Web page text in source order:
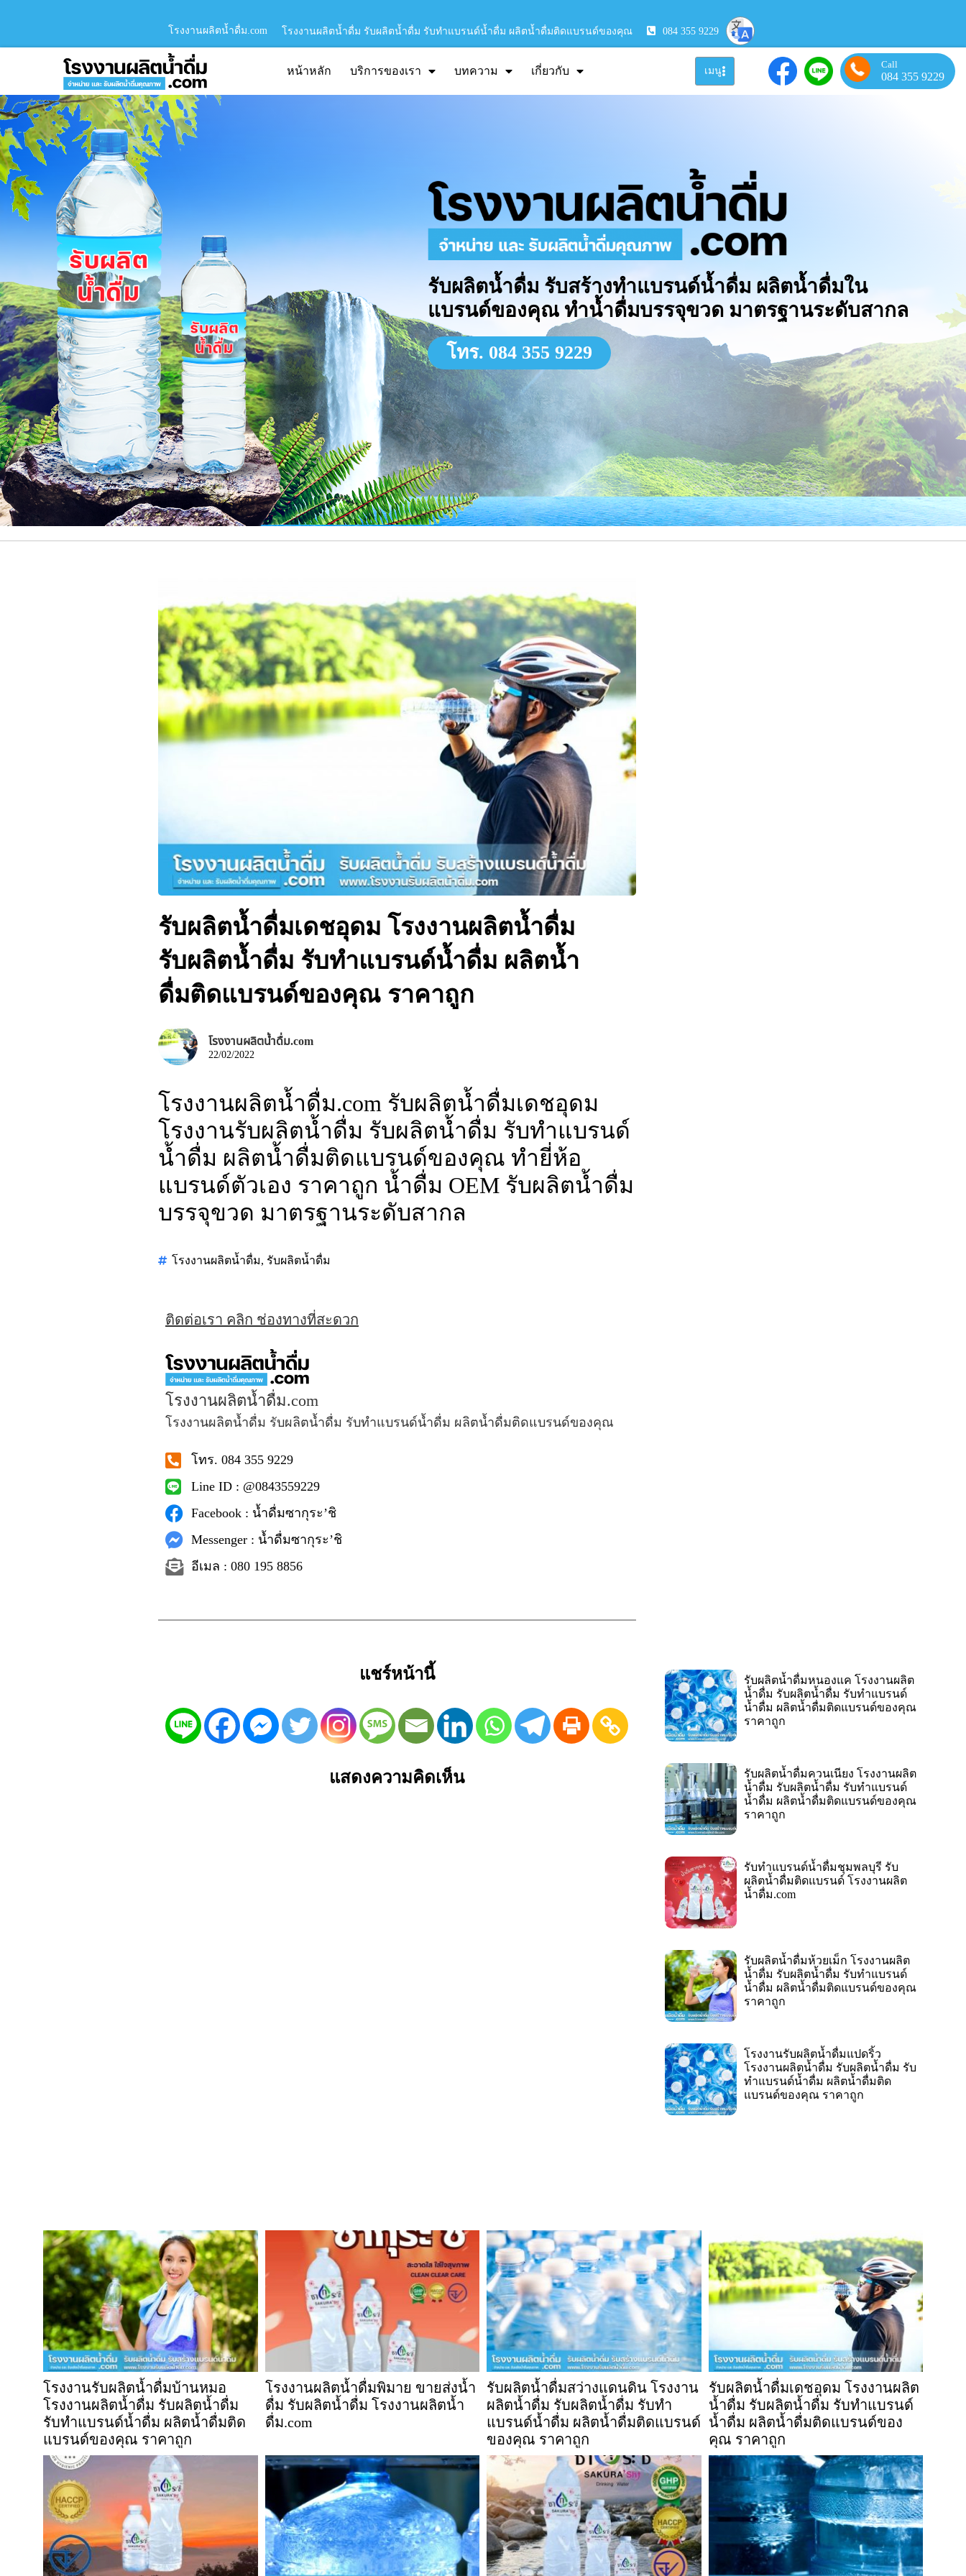
โรงงานผลิตน้ำดื่ม.com โรงงานผลิตน้ำดื่ม รับผลิตน้ำดื่ม รับทำแบรนด์น้ำดื่ม ผลิตน้ำดื่มติดแบรนด์ของคุณ 084 355 9229
หน้าหลัก บริการของเรา บทความ เกี่ยวกับ เมนู
Call
084 355 9229
รับผลิตน้ำดื่ม รับสร้างทำแบรนด์น้ำดื่ม ผลิตน้ำดื่มใน
แบรนด์ของคุณ ทำน้ำดื่มบรรจุขวด มาตรฐานระดับสากล
โทร. 084 355 9229
รับผลิตน้ำดื่มเดชอุดม โรงงานผลิตน้ำดื่ม
รับผลิตน้ำดื่ม รับทำแบรนด์น้ำดื่ม ผลิตน้ำ
ดื่มติดแบรนด์ของคุณ ราคาถูก
โรงงานผลิตน้ำดื่ม.com
22/02/2022
โรงงานผลิตน้ำดื่ม.com รับผลิตน้ำดื่มเดชอุดม
โรงงานรับผลิตน้ำดื่ม รับผลิตน้ำดื่ม รับทำแบรนด์
น้ำดื่ม ผลิตน้ำดื่มติดแบรนด์ของคุณ ทำยี่ห้อ
แบรนด์ตัวเอง ราคาถูก น้ำดื่ม OEM รับผลิตน้ำดื่ม
บรรจุขวด มาตรฐานระดับสากล
โรงงานผลิตน้ำดื่ม, รับผลิตน้ำดื่ม
ติดต่อเรา คลิก ช่องทางที่สะดวก
โรงงานผลิตน้ำดื่ม.com
โรงงานผลิตน้ำดื่ม รับผลิตน้ำดื่ม รับทำแบรนด์น้ำดื่ม ผลิตน้ำดื่มติดแบรนด์ของคุณ
โทร. 084 355 9229
Line ID : @0843559229
Facebook : น้ำดื่มซากุระ’ชิ
Messenger : น้ำดื่มซากุระ’ชิ
อีเมล : 080 195 8856
แชร์หน้านี้
แสดงความคิดเห็น
รับผลิตน้ำดื่มหนองแค โรงงานผลิต
น้ำดื่ม รับผลิตน้ำดื่ม รับทำแบรนด์
น้ำดื่ม ผลิตน้ำดื่มติดแบรนด์ของคุณ
ราคาถูก
รับผลิตน้ำดื่มควนเนียง โรงงานผลิต
น้ำดื่ม รับผลิตน้ำดื่ม รับทำแบรนด์
น้ำดื่ม ผลิตน้ำดื่มติดแบรนด์ของคุณ
ราคาถูก
รับทำแบรนด์น้ำดื่มชุมพลบุรี รับ
ผลิตน้ำดื่มติดแบรนด์ โรงงานผลิต
น้ำดื่ม.com
รับผลิตน้ำดื่มห้วยเม็ก โรงงานผลิต
น้ำดื่ม รับผลิตน้ำดื่ม รับทำแบรนด์
น้ำดื่ม ผลิตน้ำดื่มติดแบรนด์ของคุณ
ราคาถูก
โรงงานรับผลิตน้ำดื่มแปดริ้ว
โรงงานผลิตน้ำดื่ม รับผลิตน้ำดื่ม รับ
ทำแบรนด์น้ำดื่ม ผลิตน้ำดื่มติด
แบรนด์ของคุณ ราคาถูก
โรงงานรับผลิตน้ำดื่มบ้านหมอ
โรงงานผลิตน้ำดื่ม รับผลิตน้ำดื่ม
รับทำแบรนด์น้ำดื่ม ผลิตน้ำดื่มติด
แบรนด์ของคุณ ราคาถูก
โรงงานผลิตน้ำดื่มพิมาย ขายส่งน้ำ
ดื่ม รับผลิตน้ำดื่ม โรงงานผลิตน้ำ
ดื่ม.com
รับผลิตน้ำดื่มสว่างแดนดิน โรงงาน
ผลิตน้ำดื่ม รับผลิตน้ำดื่ม รับทำ
แบรนด์น้ำดื่ม ผลิตน้ำดื่มติดแบรนด์
ของคุณ ราคาถูก
รับผลิตน้ำดื่มเดชอุดม โรงงานผลิต
น้ำดื่ม รับผลิตน้ำดื่ม รับทำแบรนด์
น้ำดื่ม ผลิตน้ำดื่มติดแบรนด์ของ
คุณ ราคาถูก